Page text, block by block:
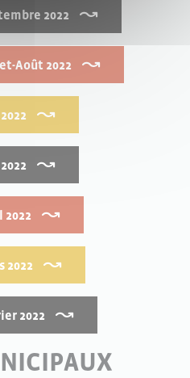
2022
Août 2022
2022
2022